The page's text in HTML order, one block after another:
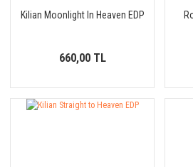
Kilian Moonlight In Heaven EDP
660,00 TL